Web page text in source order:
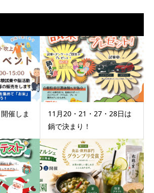
催しま
11月20・21・27・28日は
鍋で決まり！